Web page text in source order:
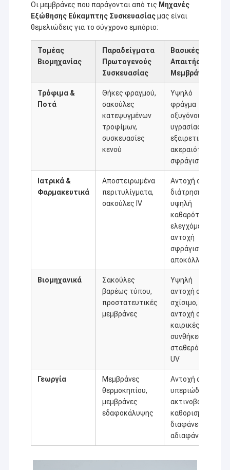
Οι μεμβράνες που παράγονται από τις Μηχανές
Εξώθησης Εύκαμπτης Συσκευασίαςμας είναι
θεμελιώδεις για το σύγχρονο εμπόριο:
Τομέας
Βιομηχανίας
Παραδείγματα
Πρωτογενούς
Συσκευασίας
Βασικές
Απαιτήσεις
Μεμβράνης
Τρόφιμα &
Ποτά
Θήκες φραγμού,
σακούλες
κατεψυγμένων
τροφίμων,
συσκευασίες
κενού
Υψηλό
φράγμα
οξυγόνου/
υγρασίας,
εξαιρετική
ακεραιότητα
σφράγισης
Ιατρικά &
Φαρμακευτικά
Αποστειρωμένα
περιτυλίγματα,
σακούλες IV
Αντοχή σε
διάτρηση,
υψηλή
καθαρότητα,
ελεγχόμενη
αντοχή
σφράγισης/
αποκόλλησης
Βιομηχανικά
Σακούλες
βαρέως τύπου,
προστατευτικές
μεμβράνες
Υψηλή
αντοχή σε
σχίσιμο,
αντοχή στις
καιρικές
συνθήκες,
σταθερότητα
UV
Γεωργία
Μεμβράνες
θερμοκηπίου,
μεμβράνες
εδαφοκάλυψης
Αντοχή στην
υπεριώδη
ακτινοβολία,
καθορισμένη
διαφάνεια/
αδιαφάνεια